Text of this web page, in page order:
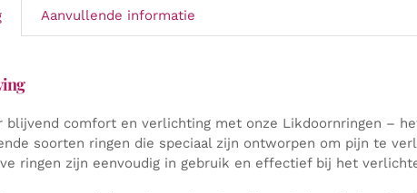
Aanvullende informatie
blijvend comfort en verlichting met onze Likdoornringen –
soorten ringen die speciaal zijn ontworpen om pijn te
ringen zijn eenvoudig in gebruik en effectief bij het